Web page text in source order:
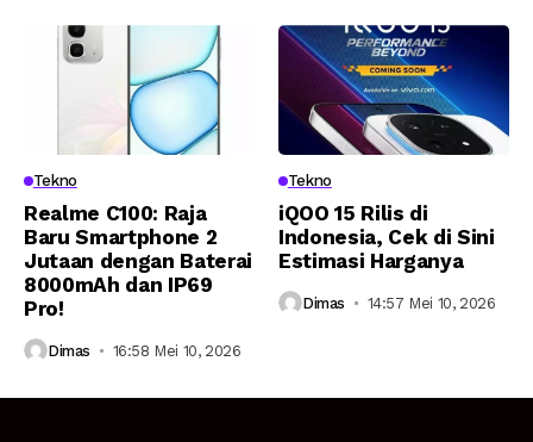
Tekno
Realme C100: Raja
Baru Smartphone 2
Jutaan dengan Baterai
8000mAh dan IP69
Pro!
Dimas 16:58 Mei 10, 2026
Tekno
iQOO 15 Rilis di
Indonesia, Cek di Sini
Estimasi Harganya
Dimas 14:57 Mei 10, 2026